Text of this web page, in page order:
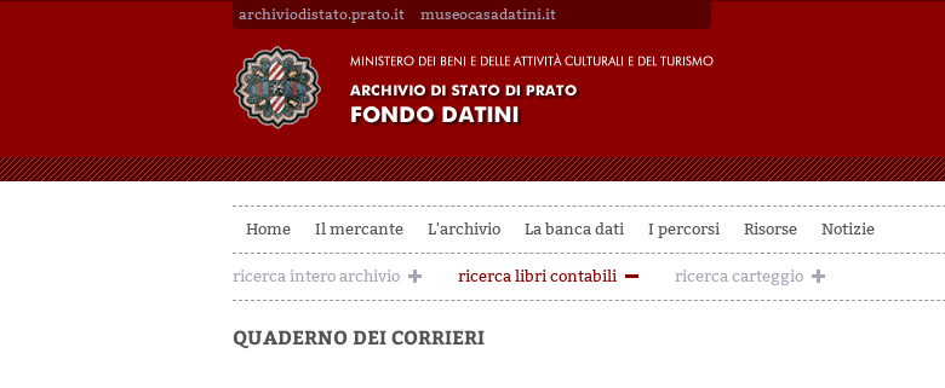
archiviodistato.prato.it museocasadatini.it
Home Il mercante L'archivio La banca dati I percorsi Risorse Notizie
ricerca intero archivio ricerca libri contabili ricerca carteggio
QUADERNO DEI CORRIERI